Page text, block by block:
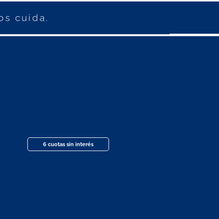
cuida.
6 cuotas sin interés